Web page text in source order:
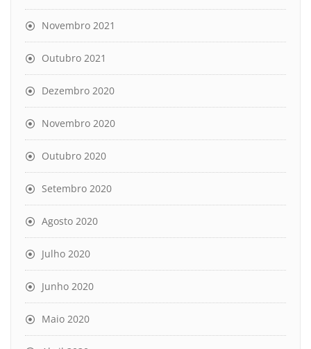
Novembro 2021
Outubro 2021
Dezembro 2020
Novembro 2020
Outubro 2020
Setembro 2020
Agosto 2020
Julho 2020
Junho 2020
Maio 2020